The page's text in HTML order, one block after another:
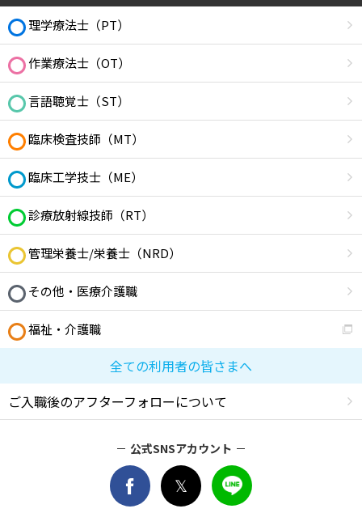
理学療法士（PT）
作業療法士（OT）
言語聴覚士（ST）
臨床検査技師（MT）
臨床工学技士（ME）
診療放射線技師（RT）
管理栄養士/栄養士（NRD）
その他・医療介護職
福祉・介護職
全ての利用者の皆さまへ
ご入職後のアフターフォローについて
公式SNSアカウント